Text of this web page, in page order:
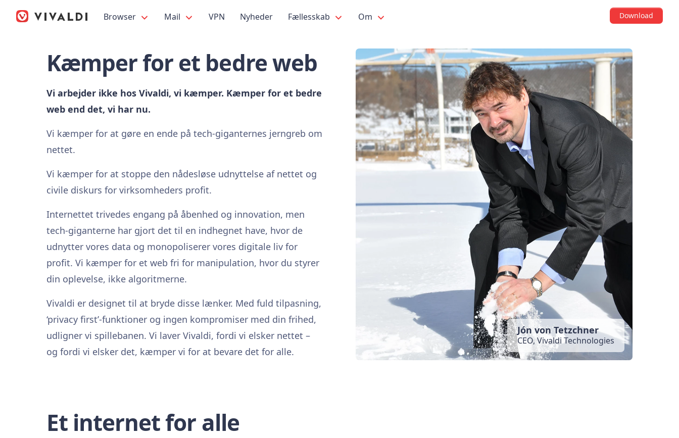
Browser Mail VPN Nyheder Fællesskab Om Download
Kæmper for et bedre web
Vi arbejder ikke hos Vivaldi, vi kæmper. Kæmper for et bedre
web end det, vi har nu.
Vi kæmper for at gøre en ende på tech-giganternes jerngreb om
nettet.
Vi kæmper for at stoppe den nådesløse udnyttelse af nettet og
civile diskurs for virksomheders profit.
Internettet trivedes engang på åbenhed og innovation, men
tech-giganterne har gjort det til en indhegnet have, hvor de
udnytter vores data og monopoliserer vores digitale liv for
profit. Vi kæmper for et web fri for manipulation, hvor du styrer
din oplevelse, ikke algoritmerne.
Vivaldi er designet til at bryde disse lænker. Med fuld tilpasning,
‘privacy first’-funktioner og ingen kompromiser med din frihed,
udligner vi spillebanen. Vi laver Vivaldi, fordi vi elsker nettet –
og fordi vi elsker det, kæmper vi for at bevare det for alle.
Jón von Tetzchner
CEO, Vivaldi Technologies
Et internet for alle